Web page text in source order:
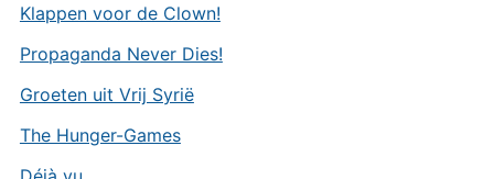
Klappen voor de Clown!
Propaganda Never Dies!
Groeten uit Vrij Syrië
The Hunger-Games